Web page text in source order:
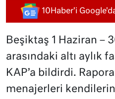
10Haber'i
Beşiktaş 1 Haziran –
arasındaki altı aylık
KAP’a bildirdi.
menajerleri